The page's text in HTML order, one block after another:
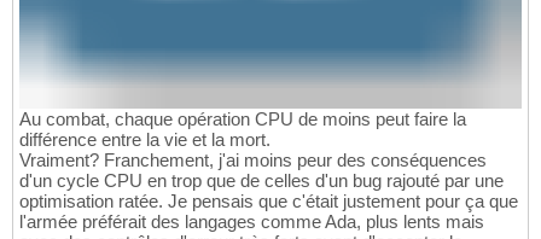
Au combat, chaque opération CPU de moins peut faire la
différence entre la vie et la mort.
Vraiment? Franchement, j'ai moins peur des conséquences
d'un cycle CPU en trop que de celles d'un bug rajouté par une
optimisation ratée. Je pensais que c'était justement pour ça que
l'armée préférait des langages comme Ada, plus lents mais